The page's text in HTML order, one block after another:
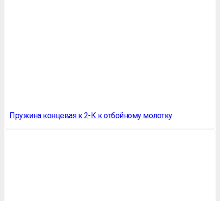
Пружина концевая к 2-К к отбойному молотку